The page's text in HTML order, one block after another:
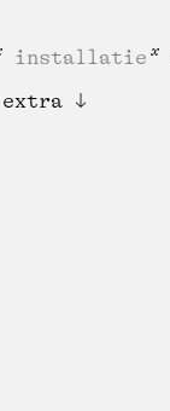
installatie
extra